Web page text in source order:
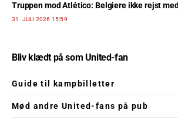
Truppen mod Atlético: Belgiere ikke rejst med
31. JULI 2026 15:59
Bliv klædt på som United-fan
Guide til kampbilletter
Mød andre United-fans på pub